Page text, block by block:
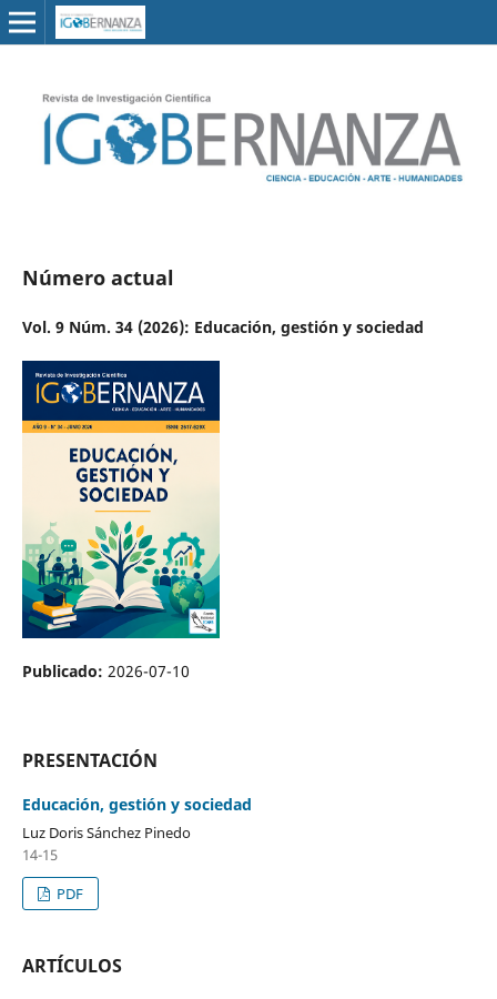
Número actual
Vol. 9 Núm. 34 (2026): Educación, gestión y sociedad
Publicado: 2026-07-10
PRESENTACIÓN
Educación, gestión y sociedad
Luz Doris Sánchez Pinedo
14-15
PDF
ARTÍCULOS